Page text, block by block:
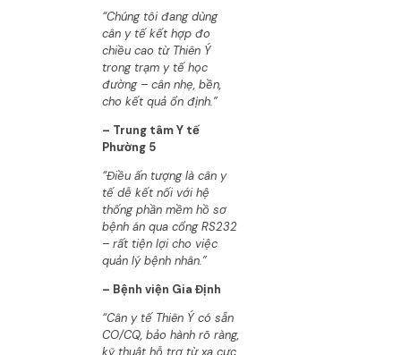
“Chúng tôi đang dùng
cân y tế kết hợp đo
chiều cao từ Thiên Ý
trong trạm y tế học
đường – cân nhẹ, bền,
cho kết quả ổn định.”
– Trung tâm Y tế
Phường 5
“Điều ấn tượng là cân y
tế dễ kết nối với hệ
thống phần mềm hồ sơ
bệnh án qua cổng RS232
– rất tiện lợi cho việc
quản lý bệnh nhân.”
– Bệnh viện Gia Định
“Cân y tế Thiên Ý có sẵn
CO/CQ, bảo hành rõ ràng,